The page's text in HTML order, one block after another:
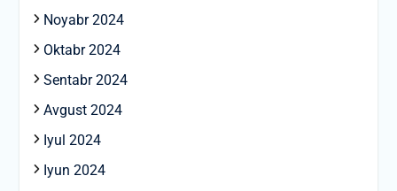
Noyabr 2024
Oktabr 2024
Sentabr 2024
Avgust 2024
Iyul 2024
Iyun 2024